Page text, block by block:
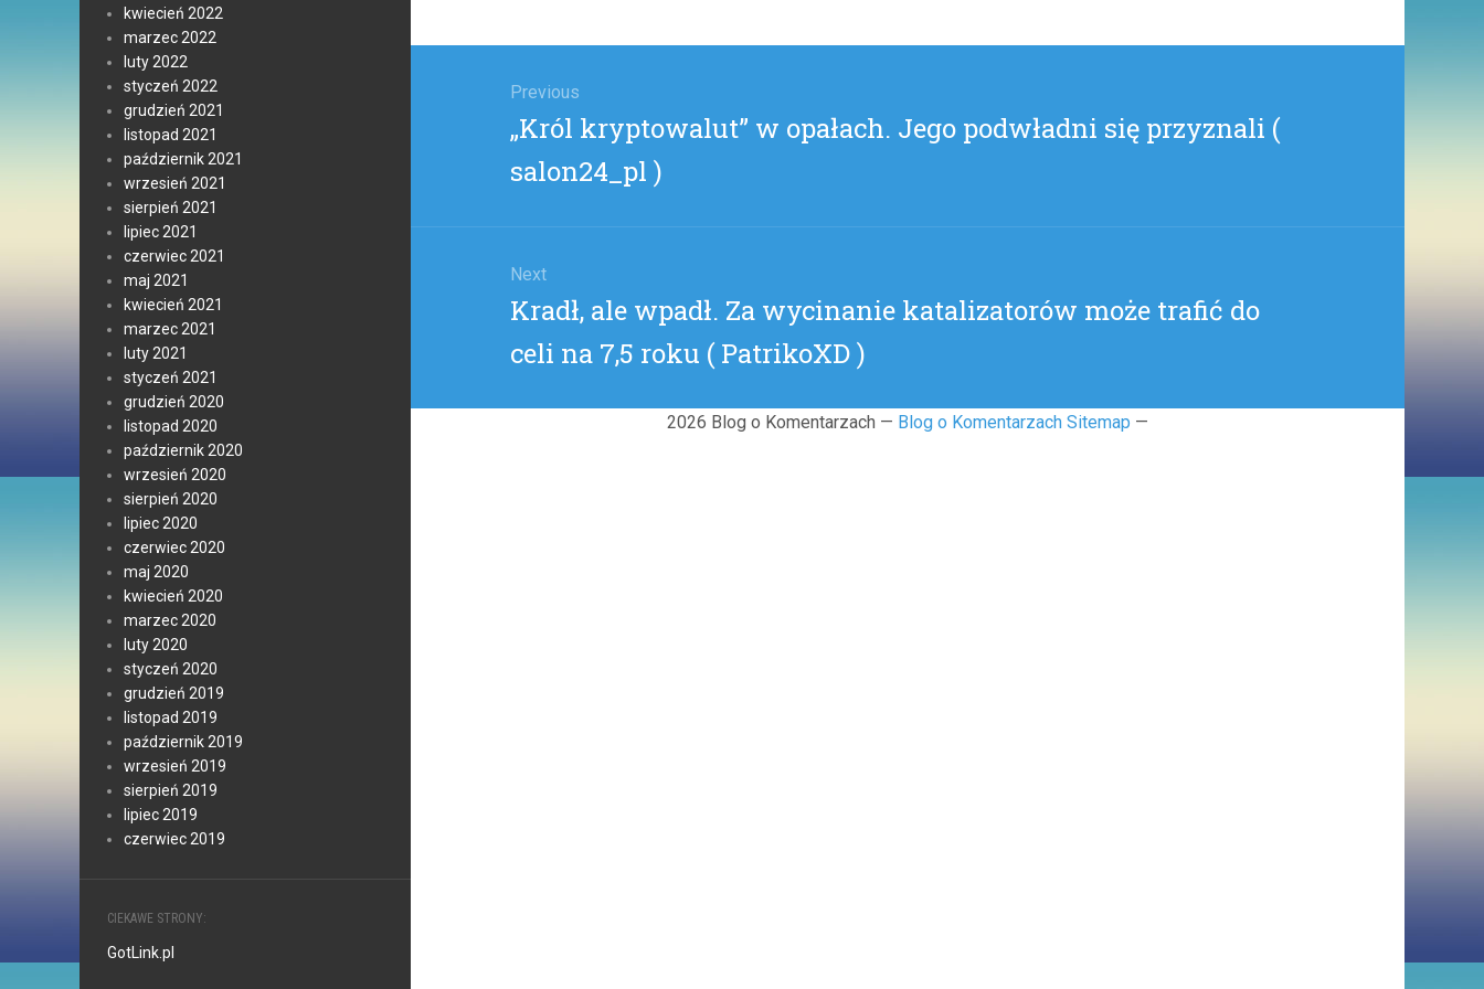
kwiecień 2022
marzec 2022
luty 2022
styczeń 2022
grudzień 2021
listopad 2021
październik 2021
wrzesień 2021
sierpień 2021
lipiec 2021
czerwiec 2021
maj 2021
kwiecień 2021
marzec 2021
luty 2021
styczeń 2021
grudzień 2020
listopad 2020
październik 2020
wrzesień 2020
sierpień 2020
lipiec 2020
czerwiec 2020
maj 2020
kwiecień 2020
marzec 2020
luty 2020
styczeń 2020
grudzień 2019
listopad 2019
październik 2019
wrzesień 2019
sierpień 2019
lipiec 2019
czerwiec 2019
CIEKAWE STRONY:
GotLink.pl
Previous
Previous
post:
„Król kryptowalut” w opałach. Jego podwładni się przyznali (
salon24_pl )
Next
Next
Kradł, ale wpadł. Za wycinanie katalizatorów może trafić do
celi na 7,5 roku ( PatrikoXD )
2026 Blog o Komentarzach — Blog o Komentarzach Sitemap —